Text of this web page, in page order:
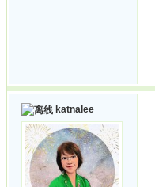
katnalee